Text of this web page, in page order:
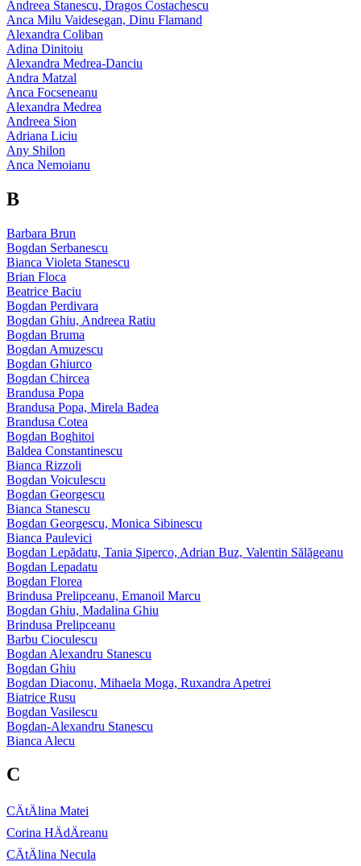
Andreea Stanescu, Dragos Costachescu
Anca Milu Vaidesegan, Dinu Flamand
Alexandra Coliban
Adina Dinitoiu
Alexandra Medrea-Danciu
Andra Matzal
Anca Focseneanu
Alexandra Medrea
Andreea Sion
Adriana Liciu
Any Shilon
Anca Nemoianu
B
Barbara Brun
Bogdan Serbanescu
Bianca Violeta Stanescu
Brian Floca
Beatrice Baciu
Bogdan Perdivara
Bogdan Ghiu, Andreea Ratiu
Bogdan Bruma
Bogdan Amuzescu
Bogdan Ghiurco
Bogdan Chircea
Brandusa Popa
Brandusa Popa, Mirela Badea
Brandusa Cotea
Bogdan Boghitoi
Baldea Constantinescu
Bianca Rizzoli
Bogdan Voiculescu
Bogdan Georgescu
Bianca Stanescu
Bogdan Georgescu, Monica Sibinescu
Bianca Paulevici
Bogdan Lepădatu, Tania Şiperco, Adrian Buz, Valentin Sălăgeanu
Bogdan Lepadatu
Bogdan Florea
Brindusa Prelipceanu, Emanoil Marcu
Bogdan Ghiu, Madalina Ghiu
Brindusa Prelipceanu
Barbu Cioculescu
Bogdan Alexandru Stanescu
Bogdan Ghiu
Bogdan Diaconu, Mihaela Moga, Ruxandra Apetrei
Biatrice Rusu
Bogdan Vasilescu
Bogdan-Alexandru Stanescu
Bianca Alecu
C
CÄtÄlina Matei
Corina HÄdÄreanu
CÄtÄlina Necula